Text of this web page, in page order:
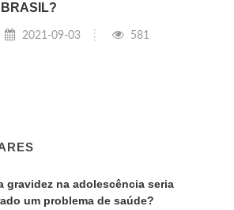
BRASIL?
2021-09-03 581
gravidez na adolescência seria
um problema de saúde?